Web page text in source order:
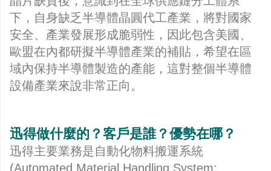
下，自身缺乏半導體晶圓代工產業，將對國家
安全、產業發展形成脆弱性，因此包含美國、
歐盟在內都研擬半導體產業的補貼，希望在區
域內保持半導體製造的產能，這對整個半導體
設備產業來說非常正向。
迅得做什麼的？客戶是誰？優勢在哪？
迅得主要業務是自動化物料搬運系統
(Automated Material Handling System;